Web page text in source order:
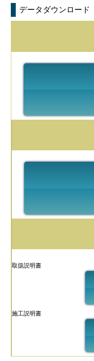
データダウンロード
取扱説明書
施工説明書